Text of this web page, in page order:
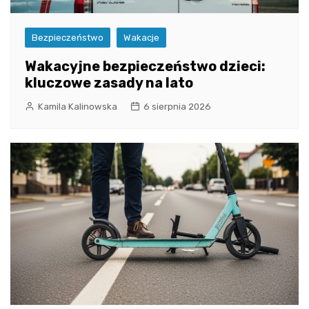
Bezpieczeństwo Wakacje
Wakacyjne bezpieczeństwo dzieci:
kluczowe zasady na lato
Kamila Kalinowska 6 sierpnia 2026